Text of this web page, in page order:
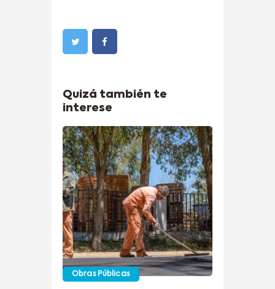
Quizá también te
interese
Obras Públicas